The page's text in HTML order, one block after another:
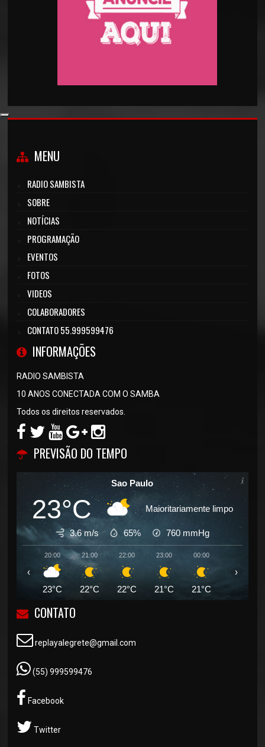
MENU
RADIO SAMBISTA
SOBRE
NOTÍCIAS
PROGRAMAÇÃO
EVENTOS
FOTOS
VIDEOS
COLABORADORES
CONTATO 55.999599476
INFORMAÇÕES
RADIO SAMBISTA
10 ANOS CONECTADA COM O SAMBA
Todos os direitos reservados.
PREVISÃO DO TEMPO
Sao Paulo
23°C Maioritariamente limpo
3.6 m/s 65% 760 mmHg
20:00
23°C
21:00
22°C
22:00
22°C
23:00
21°C
00:00
21°C
‹ ›
CONTATO
replayalegrete@gmail.com
(55) 999599476
Facebook
Twitter